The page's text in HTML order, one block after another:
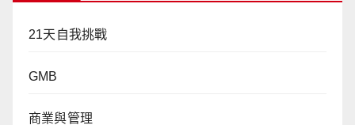
21天自我挑戰
GMB
商業與管理